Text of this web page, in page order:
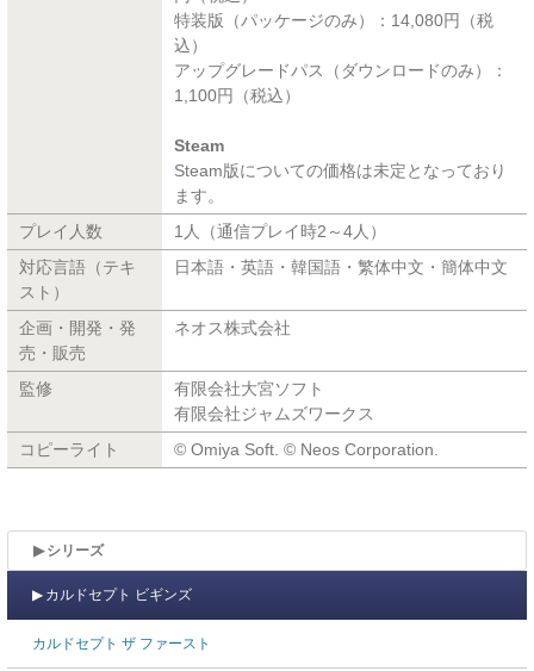
特装版（パッケージのみ）：14,080円（税
込）
アップグレードパス（ダウンロードのみ）：
1,100円（税込）
Steam
Steam版についての価格は未定となっており
ます。
プレイ人数
1人（通信プレイ時2～4人）
対応言語（テキ
スト）
日本語・英語・韓国語・繁体中文・簡体中文
企画・開発・発
売・販売
ネオス株式会社
監修
有限会社大宮ソフト
有限会社ジャムズワークス
コピーライト
© Omiya Soft. © Neos Corporation.
シリーズ
カルドセプト ビギンズ
カルドセプト ザ ファースト